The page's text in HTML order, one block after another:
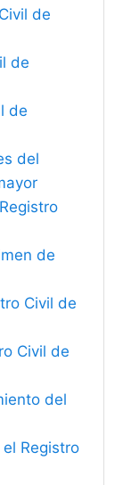
de
de
de
del
de
Civil de
Civil de
del
Registro